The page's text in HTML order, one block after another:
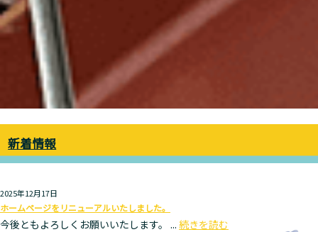
新着情報
2025年12月17日
ホームページをリニューアルいたしました。
今後ともよろしくお願いいたします。 ... 続きを読む